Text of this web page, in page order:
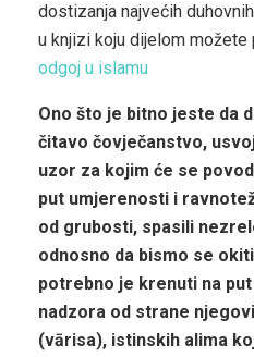
dostizanja najvećih
u knjizi koju dijelom možete
odgoj u islamu
Ono što je bitno jeste da
čitavo čovječanstvo,
uzor za kojim će se
put umjerenosti i
od grubosti, spasili
odnosno da bismo se
potrebno je krenuti na
nadzora od strane
(vārisa), istinskih alima